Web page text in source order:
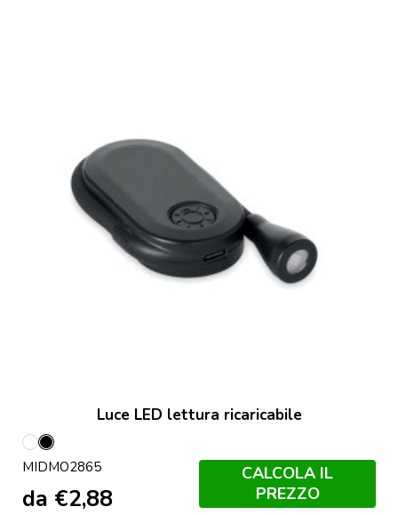
Luce LED lettura ricaricabile
Bianco
Nero
MIDMO2865
da €2,88
CALCOLA IL
PREZZO